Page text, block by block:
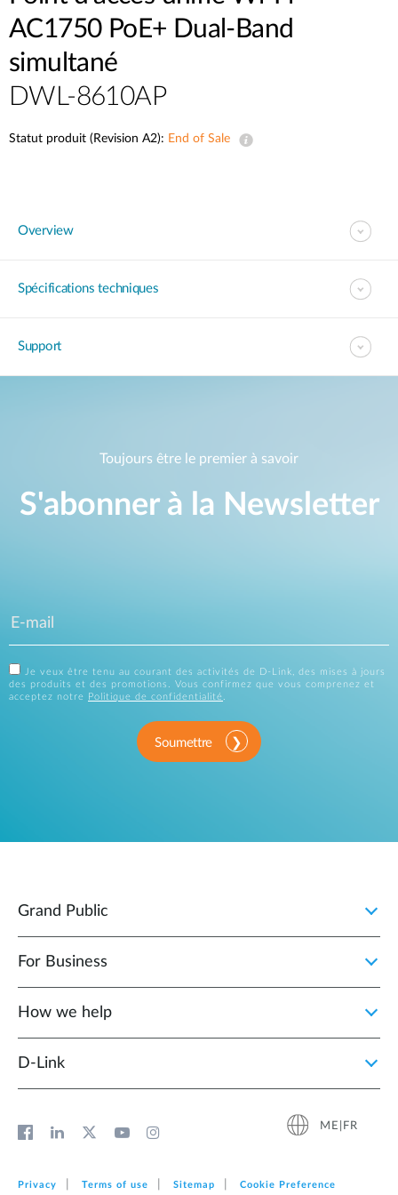
AC1750 PoE+ Dual-Band
simultané
DWL-8610AP
Statut produit (Revision A2): End of Sale
Overview
Spécifications techniques
Support
Toujours être le premier à savoir
S'abonner à la Newsletter
Je veux être tenu au courant des activités de D-Link, des mises à jours
des produits et des promotions. Vous confirmez que vous comprenez et
acceptez notre
Politique de confidentialité.
Soumettre
Grand Public
For Business
How we help
D‑Link
ME|FR
Privacy Terms of use Sitemap Cookie Preference